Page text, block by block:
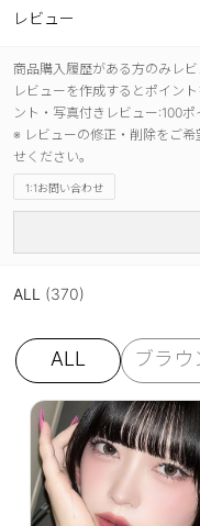
レビュー
商品購入履歴がある方のみレビ
レビューを作成するとポイン
ント・写真付きレビュー:100ポ
※ レビューの修正・削除をご
せください。
1:1お問い合わせ
ALL (370)
ALL ブラウ